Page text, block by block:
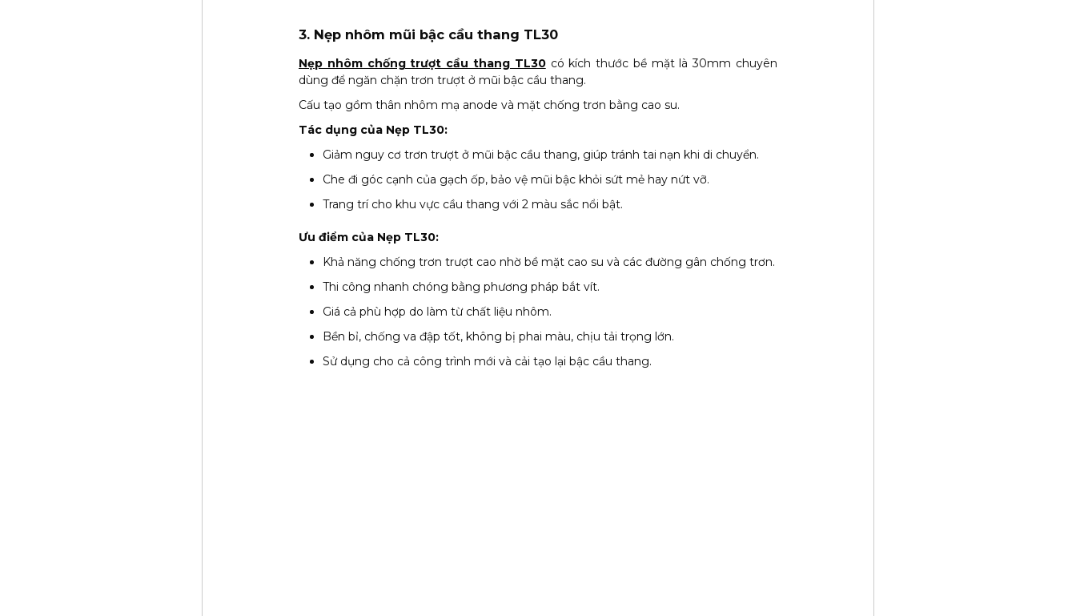
3. Nẹp nhôm mũi bậc cầu thang TL30
Nẹp nhôm chống trượt cầu thang TL30có kích thước bề mặt là 30mm chuyên
dùng để ngăn chặn trơn trượt ở mũi bậc cầu thang.
Cấu tạo gồm thân nhôm mạ anode và mặt chống trơn bằng cao su.
Tác dụng của Nẹp TL30:
Giảm nguy cơ trơn trượt ở mũi bậc cầu thang, giúp tránh tai nạn khi di chuyển.
Che đi góc cạnh của gạch ốp, bảo vệ mũi bậc khỏi sứt mẻ hay nứt vỡ.
Trang trí cho khu vực cầu thang với 2 màu sắc nổi bật.
Ưu điểm của Nẹp TL30:
Khả năng chống trơn trượt cao nhờ bề mặt cao su và các đường gân chống trơn.
Thi công nhanh chóng bằng phương pháp bắt vít.
Giá cả phù hợp do làm từ chất liệu nhôm.
Bền bỉ, chống va đập tốt, không bị phai màu, chịu tải trọng lớn.
Sử dụng cho cả công trình mới và cải tạo lại bậc cầu thang.